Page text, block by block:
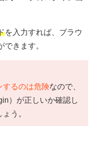
を入力すれば、ブラウ
きます。
するのは危険なので、
）が正しいか確認し
う。